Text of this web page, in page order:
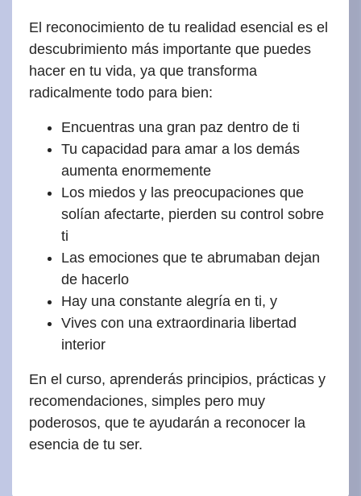
El reconocimiento de tu realidad esencial es el
descubrimiento más importante que puedes
hacer en tu vida, ya que transforma
radicalmente todo para bien:
Encuentras una gran paz dentro de ti
Tu capacidad para amar a los demás
aumenta enormemente
Los miedos y las preocupaciones que
solían afectarte, pierden su control sobre
ti
Las emociones que te abrumaban dejan
de hacerlo
Hay una constante alegría en ti, y
Vives con una extraordinaria libertad
interior
En el curso, aprenderás principios, prácticas y
recomendaciones, simples pero muy
poderosos, que te ayudarán a reconocer la
esencia de tu ser.